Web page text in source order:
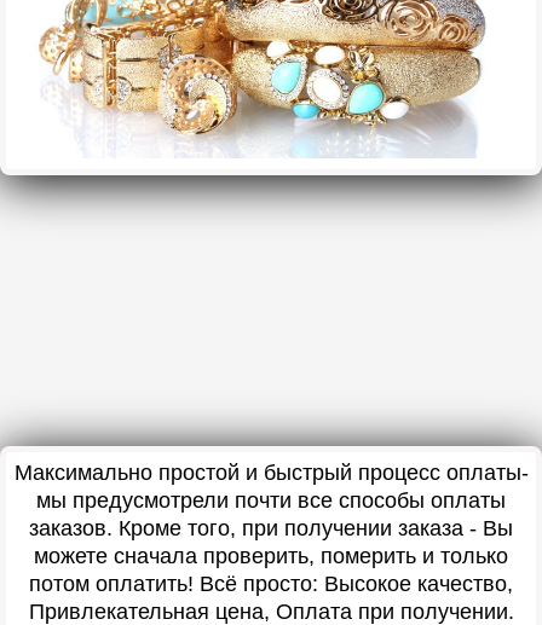
Максимально простой и быстрый процесс оплаты-
мы предусмотрели почти все способы оплаты
заказов. Кроме того, при получении заказа - Вы
можете сначала проверить, померить и только
потом оплатить! Всё просто: Высокое качество,
Привлекательная цена, Оплата при получении.